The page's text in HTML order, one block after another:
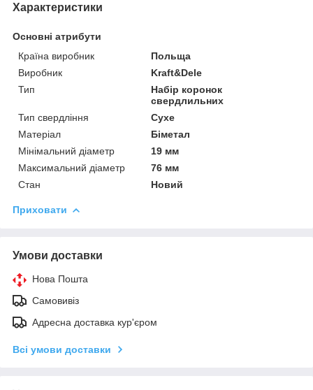
Характеристики
Основні атрибути
Країна виробник
Польща
Виробник
Kraft&Dele
Тип
Набір коронок
свердлильних
Тип свердління
Сухе
Матеріал
Біметал
Мінімальний діаметр
19 мм
Максимальний діаметр
76 мм
Стан
Новий
Приховати
Умови доставки
Нова Пошта
Самовивіз
Адресна доставка кур'єром
Всі умови доставки